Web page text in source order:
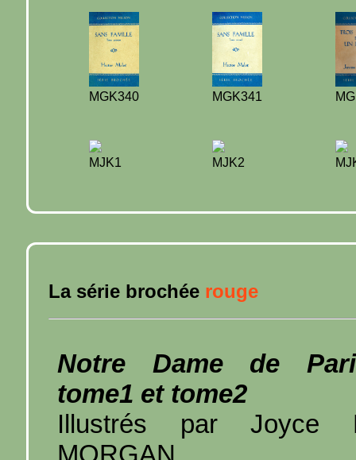
MGK340 MGK341
MJK1 MJK2
La série brochée rouge
Notre Dame de
tome1 et tome2
Illustrés par Joyce